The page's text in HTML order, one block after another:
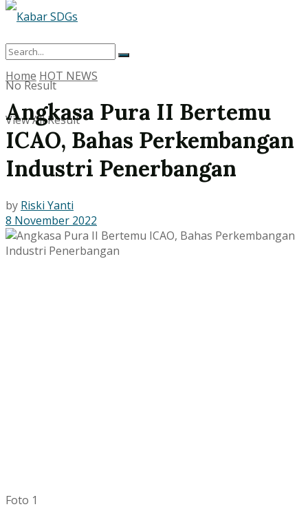
No Result
View All Result
Home HOT NEWS
Angkasa Pura II Bertemu
ICAO, Bahas Perkembangan
Industri Penerbangan
by Riski Yanti
8 November 2022
Foto 1